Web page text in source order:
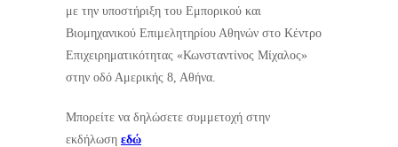
με την υποστήριξη του Εμπορικού και
Βιομηχανικού Επιμελητηρίου Αθηνών στο Κέντρο
Επιχειρηματικότητας «Κωνσταντίνος Μίχαλος»
στην οδό Αμερικής 8, Αθήνα.
Μπορείτε να δηλώσετε συμμετοχή στην
εκδήλωση εδώ